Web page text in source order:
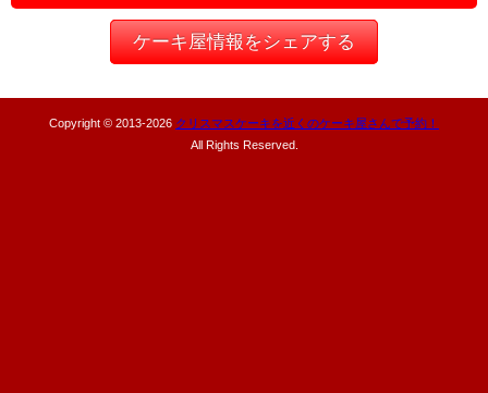
ケーキ屋情報をシェアする
Copyright © 2013-2026 クリスマスケーキを近くのケーキ屋さんで予約！
All Rights Reserved.